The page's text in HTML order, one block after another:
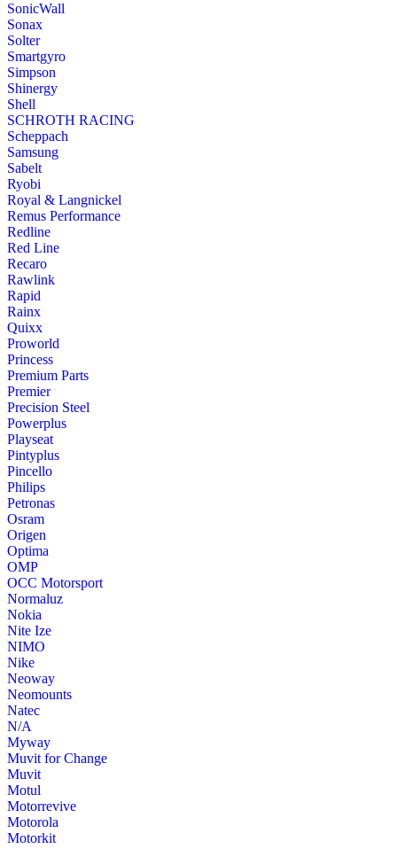
SonicWall
Sonax
Solter
Smartgyro
Simpson
Shinergy
Shell
SCHROTH RACING
Scheppach
Samsung
Sabelt
Ryobi
Royal & Langnickel
Remus Performance
Redline
Red Line
Recaro
Rawlink
Rapid
Rainx
Quixx
Proworld
Princess
Premium Parts
Premier
Precision Steel
Powerplus
Playseat
Pintyplus
Pincello
Philips
Petronas
Osram
Origen
Optima
OMP
OCC Motorsport
Normaluz
Nokia
Nite Ize
NIMO
Nike
Neoway
Neomounts
Natec
N/A
Myway
Muvit for Change
Muvit
Motul
Motorrevive
Motorola
Motorkit